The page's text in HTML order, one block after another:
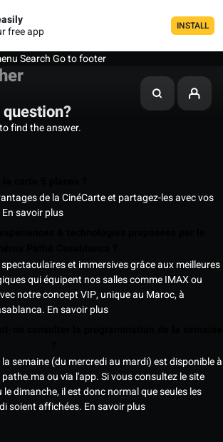
free app
INSTALL
SearchGo to footer
question?
find the answer.
de la CinéCarte et partagez-les avec vos
En savoir plus
et immersives grâce aux meilleures
qui équipent nos salles comme IMAX ou
notre concept VIP, unique au Maroc, à
En savoir plus
semaine (du mercredi au mardi) est disponible à
ou via l'app. Si vous consultez le site
dimanche, il est donc normal que seules les
soient affichées. En savoir plus